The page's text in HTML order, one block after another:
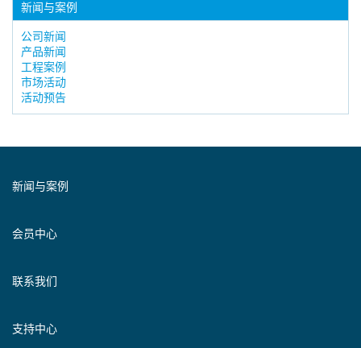
新闻与案例
公司新闻
产品新闻
工程案例
市场活动
活动预告
新闻与案例
会员中心
联系我们
支持中心